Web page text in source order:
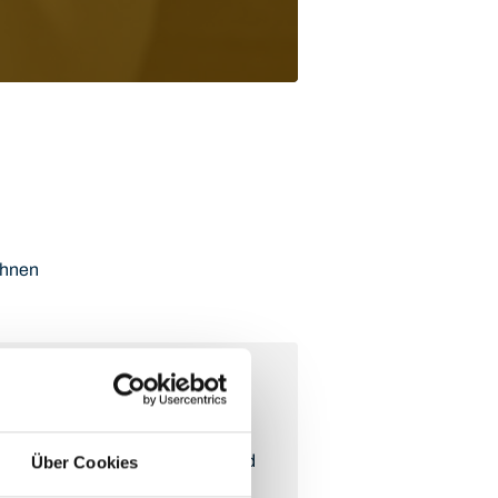
Über Cookies
+49 (0) 821 319875-10.Unser
beantwortet erste Fragen und